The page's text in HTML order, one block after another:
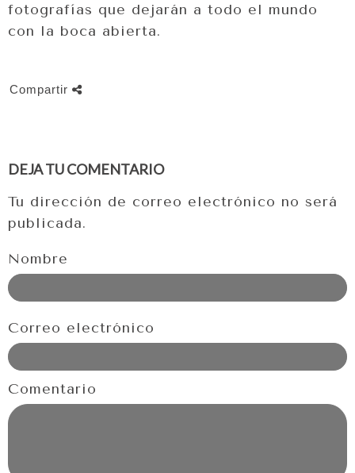
fotografías que dejarán a todo el mundo
con la boca abierta.
Compartir
DEJA TU COMENTARIO
Tu dirección de correo electrónico no será
publicada.
Nombre
Correo electrónico
Comentario